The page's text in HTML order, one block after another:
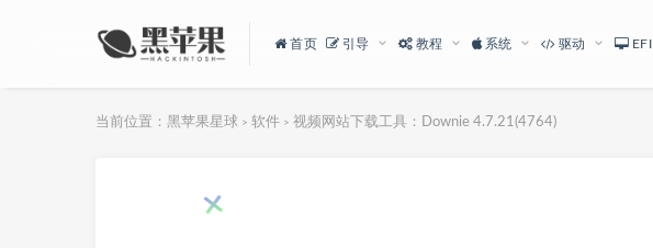
首页 引导 教程 系统 驱动 EFI
当前位置： 黑苹果星球 > 软件 > 视频网站下载工具：Downie 4.7.21(4764)